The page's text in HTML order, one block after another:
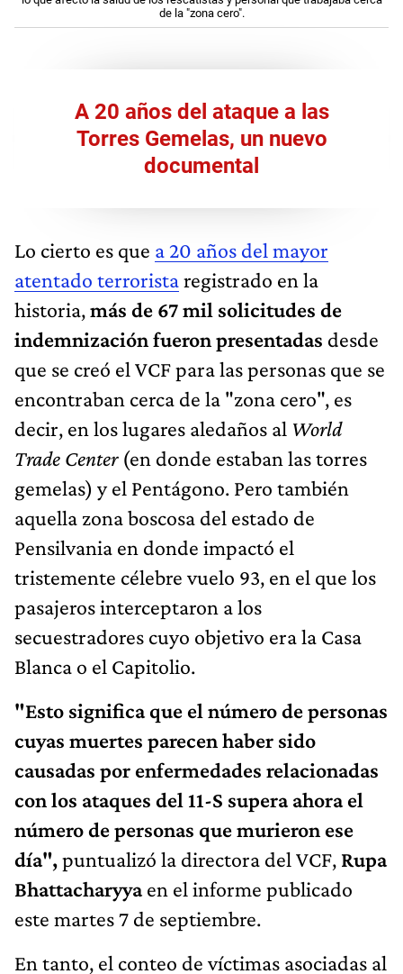
de la "zona cero".
A 20 años del ataque a las
Torres Gemelas, un nuevo
documental
Lo cierto es que a 20 años del mayor
atentado terroristaregistrado en la
historia,más de 67 mil solicitudes de
indemnización fueron presentadas desde
que se creó el VCF para las personas que se
encontraban cerca de la "zona cero", es
decir, en los lugares aledaños al World
Trade Center (en donde estaban las torres
gemelas) y el Pentágono. Pero también
aquella zona boscosa del estado de
Pensilvania en donde impactó el
tristemente célebre vuelo 93, en el que los
pasajeros interceptaron a los
secuestradores cuyo objetivo era la Casa
Blanca o el Capitolio.
"Esto significa que el número de personas
cuyas muertes parecen haber sido
causadas por enfermedades relacionadas
con los ataques del 11-S supera ahora el
número de personas que murieron ese
día",puntualizó la directora del VCF, Rupa
Bhattacharyyaen el informe publicado
este martes 7 de septiembre.
En tanto, el conteo de víctimas asociadas al